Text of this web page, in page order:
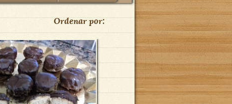
Ordenar por: